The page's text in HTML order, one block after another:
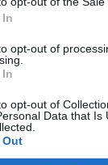
opt-out of
opt-out of
Data that Is